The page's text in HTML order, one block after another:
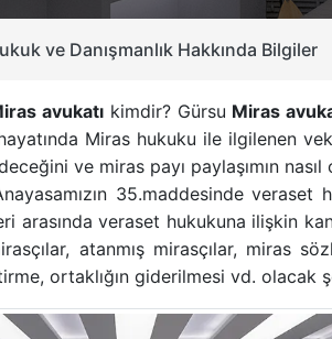
ve Danışmanlık Hakkında Bilgiler
avukatıkimdir? Gürsu Miras
Miras hukuku ile ilgilenen
ve miras payı paylaşımın nasıl
35.maddesinde
arasında veraset hukukuna ilişkin
, atanmış mirasçılar, miras
, ortaklığın giderilmesi vd. olacak